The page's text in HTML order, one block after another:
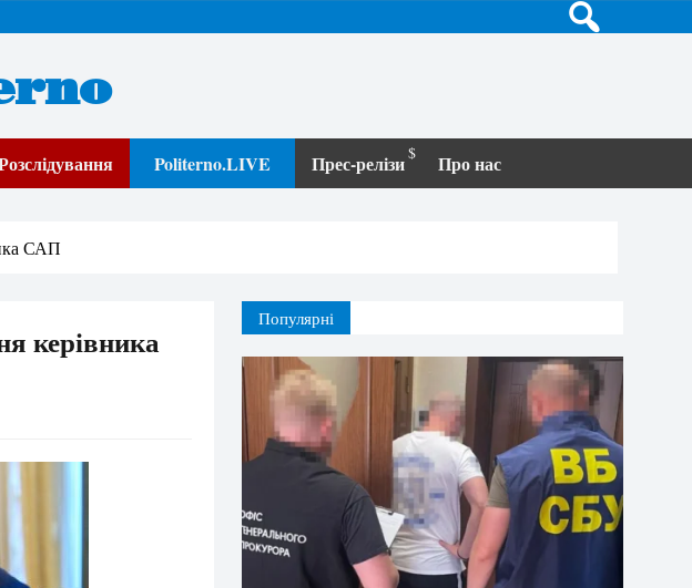
Politerno.LIVE Прес-релізи Про нас
САП
керівника
Популярні